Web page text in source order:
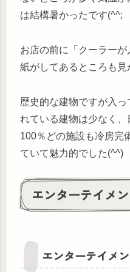
は結構暑かったです(^^;
お店の前に「クーラー
紙がしてあるところも見
歴史的な建物ですが入
れている建物は少なく
100％どの施設も冷房完
ていて魅力的でした(^^)
エンターテイメ
エンターテイメ